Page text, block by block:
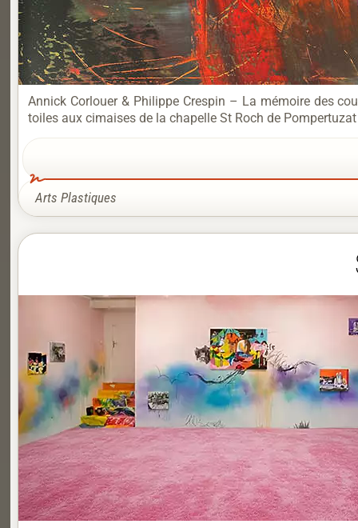
Annick Corlouer & Philippe Crespin – La mémoire des
toiles aux cimaises de la chapelle St Roch de
Arts Plastiques